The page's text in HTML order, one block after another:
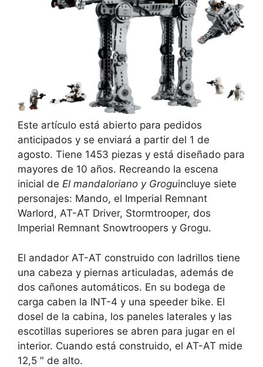
Este artículo está abierto para pedidos
anticipados y se enviará a partir del 1 de
agosto. Tiene 1453 piezas y está diseñado para
mayores de 10 años. Recreando la escena
inicial de El mandaloriano y Groguincluye siete
personajes: Mando, el Imperial Remnant
Warlord, AT-AT Driver, Stormtrooper, dos
Imperial Remnant Snowtroopers y Grogu.
El andador AT-AT construido con ladrillos tiene
una cabeza y piernas articuladas, además de
dos cañones automáticos. En su bodega de
carga caben la INT-4 y una speeder bike. El
dosel de la cabina, los paneles laterales y las
escotillas superiores se abren para jugar en el
interior. Cuando está construido, el AT-AT mide
12,5 ″ de alto.